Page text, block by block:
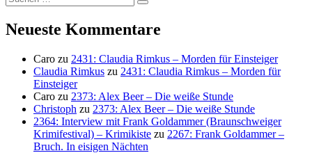
nach:
Suchen
Neueste Kommentare
Caro zu 2431: Claudia Rimkus – Morden für Einsteiger
Claudia Rimkus zu 2431: Claudia Rimkus – Morden für
Einsteiger
Caro zu 2373: Alex Beer – Die weiße Stunde
Christoph zu 2373: Alex Beer – Die weiße Stunde
2364: Interview mit Frank Goldammer (Braunschweiger
Krimifestival) – Krimikiste zu 2267: Frank Goldammer –
Bruch. In eisigen Nächten